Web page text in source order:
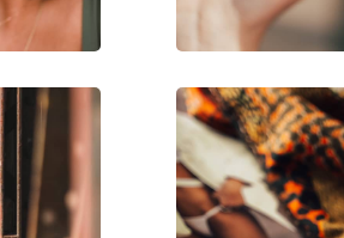
Да
Да
Дамски
Слънчеви очила